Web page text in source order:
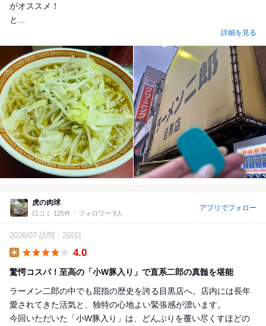
がオススメ！
と...
詳細を見る
虎の肉球
口コミ 125件 フォロワー 9人
アプリでフォロー
2026/07 訪問 2回目
4.0
驚愕コスパ！至高の「小W豚入り」で直系二郎の真髄を堪能
ラーメン二郎の中でも屈指の歴史を誇る目黒店へ。店内には長年
愛されてきた活気と、独特の心地よい緊張感が漂います。
​今回いただいた「小W豚入り」は、どんぶりを覆い尽くすほどの